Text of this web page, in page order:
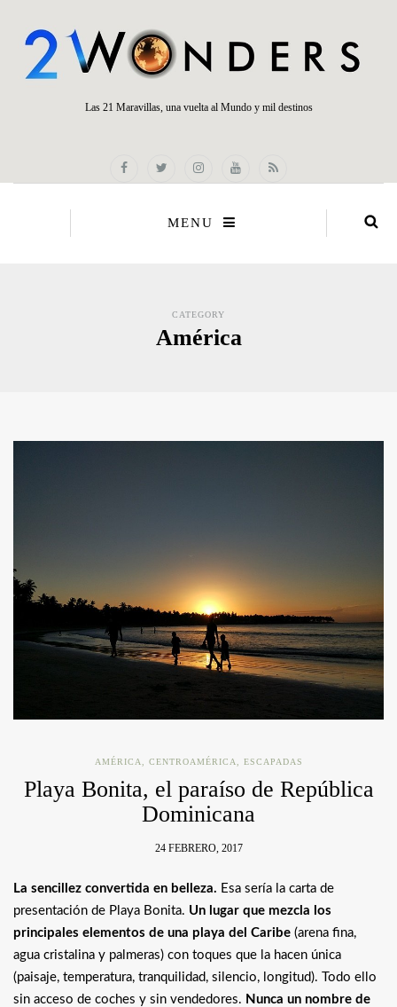
Las 21 Maravillas, una vuelta al Mundo y mil destinos
MENU
CATEGORY
América
AMÉRICA CENTROAMÉRICA ESCAPADAS
Playa Bonita, el paraíso de República
Dominicana
24 FEBRERO, 2017
La sencillez convertida en belleza. Esa sería la carta de
presentación de Playa Bonita. Un lugar que mezcla los
principales elementos de una playa del Caribe (arena fina,
agua cristalina y palmeras) con toques que la hacen única
(paisaje, temperatura, tranquilidad, silencio, longitud). Todo ello
sin acceso de coches y sin vendedores. Nunca un nombre de